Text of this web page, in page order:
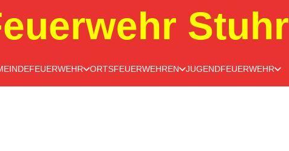
Stuhr
ORTSFEUERWEHREN JUGENDFEUERWEHR